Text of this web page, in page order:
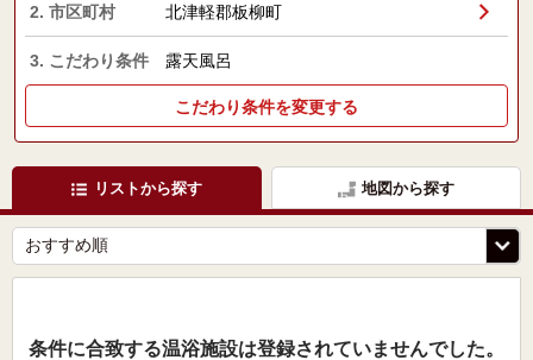
2. 市区町村 北津軽郡板柳町
3. こだわり条件 露天風呂
こだわり条件を変更する
リストから探す 地図から探す
条件に合致する温浴施設は登録されていませんでした。